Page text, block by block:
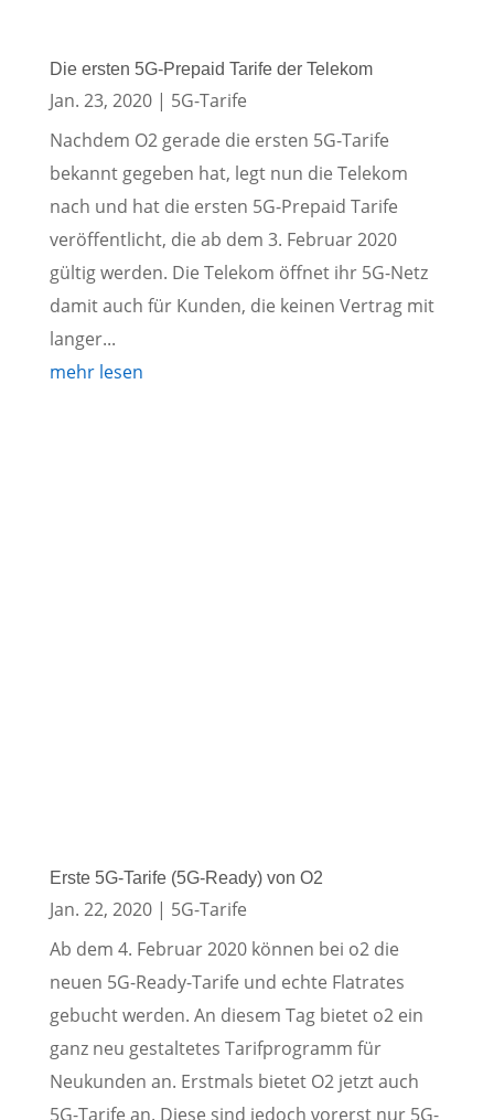
Die ersten 5G-Prepaid Tarife der Telekom
Jan. 23, 2020| 5G-Tarife
Nachdem O2 gerade die ersten 5G-Tarife
bekannt gegeben hat, legt nun die Telekom
nach und hat die ersten 5G-Prepaid Tarife
veröffentlicht, die ab dem 3. Februar 2020
gültig werden. Die Telekom öffnet ihr 5G-Netz
damit auch für Kunden, die keinen Vertrag mit
langer...
mehr lesen
Erste 5G-Tarife (5G-Ready) von O2
Jan. 22, 2020| 5G-Tarife
Ab dem 4. Februar 2020 können bei o2 die
neuen 5G-Ready-Tarife und echte Flatrates
gebucht werden. An diesem Tag bietet o2 ein
ganz neu gestaltetes Tarifprogramm für
Neukunden an. Erstmals bietet O2 jetzt auch
5G-Tarife an. Diese sind jedoch vorerst nur 5G-